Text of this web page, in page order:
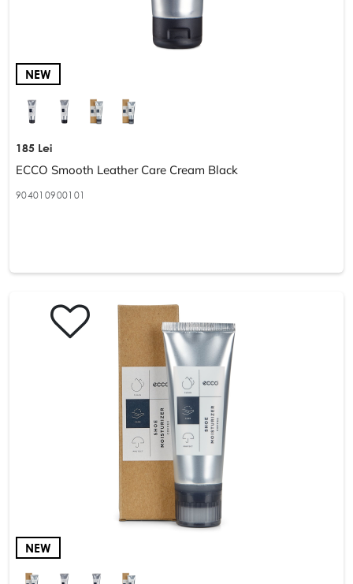
NEW
185 Lei
ECCO Smooth Leather Care Cream Black
904010900101
NEW